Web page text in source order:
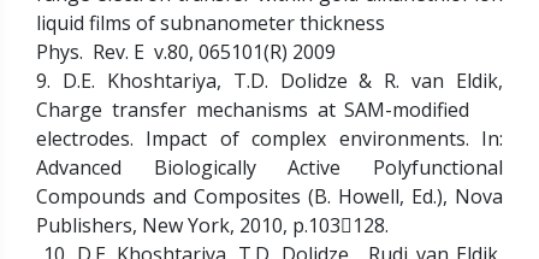
liquid films of subnanometer thickness
Phys. Rev. E v.80, 065101(R) 2009
9. D.E. Khoshtariya, T.D. Dolidze & R. van Eldik,
Charge transfer mechanisms at SAM-modified
electrodes. Impact of complex environments. In:
Advanced Biologically Active Polyfunctional
Compounds and Composites (B. Howell, Ed.), Nova
Publishers, New York, 2010, p.103128.